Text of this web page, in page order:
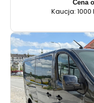
Cena
Kaucja: